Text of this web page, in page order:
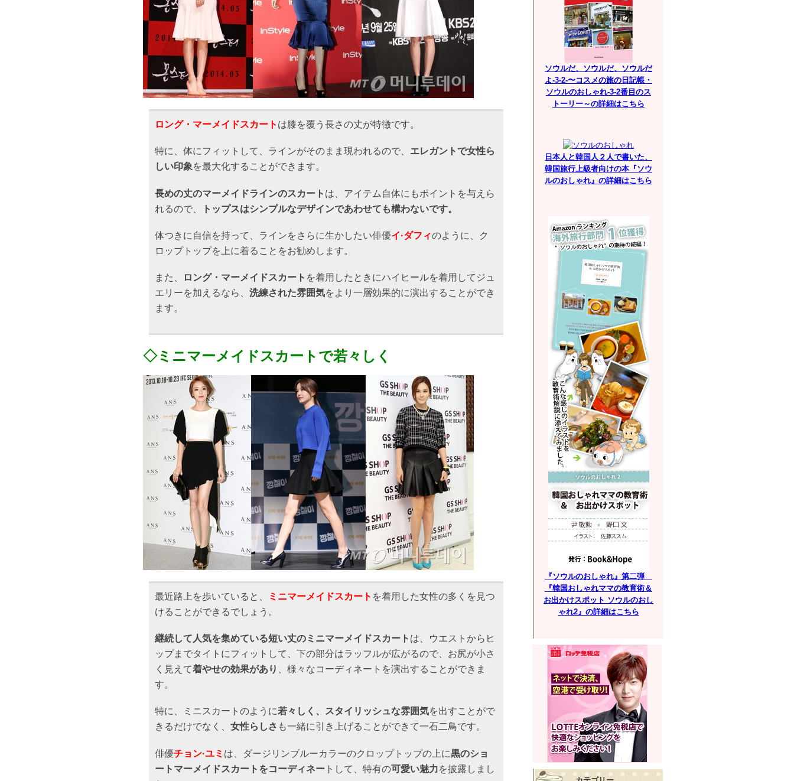
ロング・マーメイドスカート は膝を覆う長さの丈が特徴です。
特に、体にフィットして、ラインがそのまま現われるので、 エレガントで女性ら
しい印象を最大化することができます。
長めの丈のマーメイドラインのスカート は、アイテム自体にもポイントを与えら
れるので、
トップスはシンプルなデザインであわせても構わないです。
体つきに自信を持って、ラインをさらに生かしたい俳優イ·ダフィのように、ク
ロップトップを上に着ることをお勧めします。
また、 ロング・マーメイドスカート を着用したときにハイヒールを着用してジュ
エリーを加えるなら、 洗練された雰囲気をより一層効果的に演出することができ
ます。
◇ミニマーメイドスカートで若々しく
最近路上を歩いていると、 ミニマーメイドスカート を着用した女性の多くを見つ
けることができるでしょう。
継続して人気を集めている短い丈のミニマーメイドスカート は、ウエストからヒ
ップまでタイトにフィットして、下の部分はラッフルが広がるので、お尻が小さ
く見えて着やせの効果があり
、様々なコーディネートを演出することができま
す。
特に、ミニスカートのように若々しく、スタイリッシュな雰囲気を出すことがで
きるだけでなく、 女性らしさ も一緒に引き上げることができて一石二鳥です。
俳優チョン·ユミ は、ダージリンブルーカラーのクロップトップの上に黒のショ
ートマーメイドスカートをコーディネー トして、特有の可愛い魅力を披露しまし
ソウルだ、ソウルだ、ソウルだ
よ-3-2-〜コスメの旅の日記帳・
ソウルのおしゃれ-3-2番目のス
トーリー～の詳細はこちら
日本人と韓国人２人で書いた、
韓国旅行上級者向けの本『ソウ
ルのおしゃれ』の詳細はこちら
『ソウルのおしゃれ』第二弾
『韓国おしゃれママの教育術＆
お出かけスポット ソウルのおし
ゃれ2』の詳細はこちら